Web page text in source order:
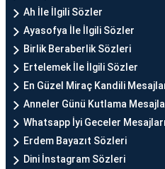
Ah İle İlgili Sözler
Ayasofya İle İlgili Sözler
Birlik Beraberlik Sözleri
Ertelemek İle İlgili Sözler
En Güzel Miraç Kandili
Anneler Günü Kutlama
Whatsapp İyi Geceler Mesajları
Erdem Bayazıt Sözleri
Dini İnstagram Sözleri